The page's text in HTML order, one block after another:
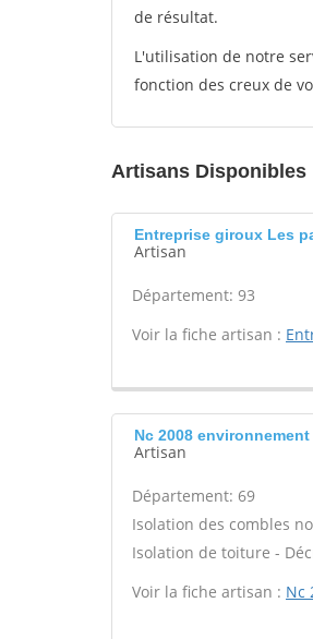
de résultat.
L'utilisation de notre
fonction des creux de
Artisans Disponibles
Entreprise giroux Les
Artisan
Département: 93
Voir la fiche artisan :
Nc 2008
Artisan
Département: 69
Isolation des combles
Isolation de toiture -
Voir la fiche artisan : Nc